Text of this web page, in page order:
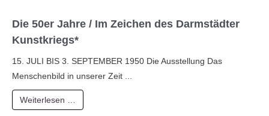
Die 50er Jahre / Im Zeichen des Darmstädter
Kunstkriegs*
15. JULI BIS 3. SEPTEMBER 1950 Die Ausstellung Das
Menschenbild in unserer Zeit ...
Weiterlesen …